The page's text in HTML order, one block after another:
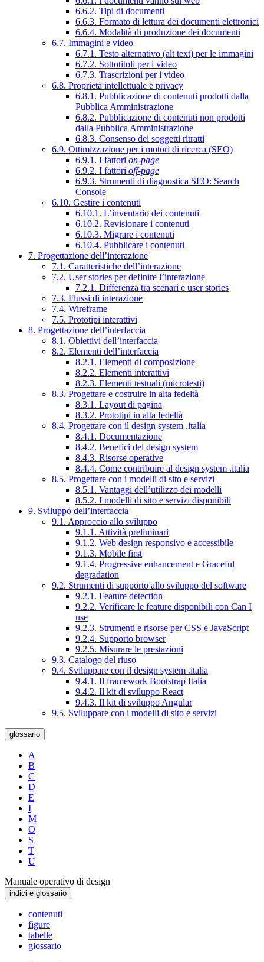
6.6.2. Tipi di documenti
6.6.3. Formato di lettura dei documenti elettronici
6.6.4. Modalità di produzione dei documenti
6.7. Immagini e video
6.7.1. Testo alternativo (alt text) per le immagini
6.7.2. Sottotitoli per i video
6.7.3. Trascrizioni per i video
6.8. Proprietà intellettuale e privacy
6.8.1. Pubblicazione di contenuti prodotti dalla
Pubblica Amministrazione
6.8.2. Pubblicazione di contenuti non prodotti
dalla Pubblica Amministrazione
6.8.3. Consenso dei soggetti ritratti
6.9. Ottimizzazione per i motori di ricerca (SEO)
6.9.1. I fattori on-page
6.9.2. I fattori off-page
6.9.3. Strumenti di diagnostica SEO: Search
Console
6.10. Gestire i contenuti
6.10.1. L’inventario dei contenuti
6.10.2. Revisionare i contenuti
6.10.3. Migrare i contenuti
6.10.4. Pubblicare i contenuti
7. Progettazione dell’interazione
7.1. Caratteristiche dell’interazione
7.2. User stories per definire l’interazione
7.2.1. Differenza tra scenari e user stories
7.3. Flussi di interazione
7.4. Wireframe
7.5. Prototipi interattivi
8. Progettazione dell’interfaccia
8.1. Obiettivi dell’interfaccia
8.2. Elementi dell’interfaccia
8.2.1. Elementi di composizione
8.2.2. Elementi interattivi
8.2.3. Elementi testuali (microtesti)
8.3. Progettare e costruire in alta fedeltà
8.3.1. Layout di pagina
8.3.2. Prototipi in alta fedeltà
8.4. Progettare con il design system .italia
8.4.1. Documentazione
8.4.2. Benefici del design system
8.4.3. Risorse operative
8.4.4. Come contribuire al design system .italia
8.5. Progettare con i modelli di sito e servizi
8.5.1. Vantaggi dell’utilizzo dei modelli
8.5.2. I modelli di sito e servizi disponibili
9. Sviluppo dell’interfaccia
9.1. Approccio allo sviluppo
9.1.1. Attività preliminari
9.1.2. Web design responsivo e accessibile
9.1.3. Mobile first
9.1.4. Progressive enhancement e Graceful
degradation
9.2. Strumenti di supporto allo sviluppo del software
9.2.1. Feature detection
9.2.2. Verificare le feature disponibili con Can I
use
9.2.3. Strumenti e risorse per CSS e JavaScript
9.2.4. Supporto browser
9.2.5. Misurare le prestazioni
9.3. Catalogo del riuso
9.4. Sviluppare con il design system .italia
9.4.1. Il framework Bootstrap Italia
9.4.2. Il kit di sviluppo React
9.4.3. Il kit di sviluppo Angular
9.5. Sviluppare con i modelli di sito e servizi
glossario
A
B
C
D
E
I
M
O
S
T
U
Manuale operativo di design
indici e glossario
contenuti
figure
tabelle
glossario